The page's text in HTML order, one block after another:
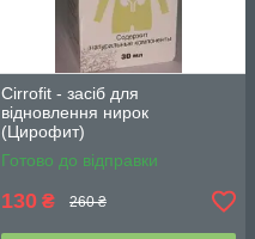
Cirrofit - засіб для
відновлення нирок
(Цирофит)
Готово до відправки
130 ₴ 260 ₴